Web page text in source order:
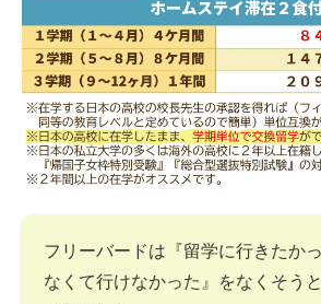
フリーバードは『留学に行きたか
なくて行けなかった』をなくそう